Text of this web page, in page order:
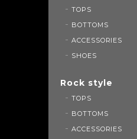
TOPS
BOTTOMS
ACCESSORIES
SHOES
Rock style
TOPS
BOTTOMS
ACCESSORIES